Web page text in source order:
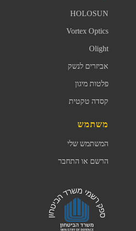
HOLOSUN
Vortex Optics
Olight
אביזרים לנשק
פלטות מיגון
קסדה טקטית
משתמש
המשתמש שלי
הרשם או התחבר